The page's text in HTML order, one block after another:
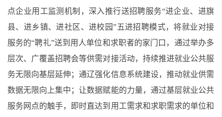
点企业用工监测机制，深入推行送招聘服务“进企业、进旗
县、进乡镇、进社区、进校园”五进招聘模式，将就业对接
服务的“聘礼”送到用人单位和求职者的家门口，通过举办多
层次、广覆盖招聘会等供需对接活动，持续推进就业公共服
务无限向基层延伸；通辽强化信息系统建设，推动就业供需
数据无限向上集中；让数据赋能的力量，通过基层就业公共
服务网点的触手，即时直达到用工需求和求职需求的单位和